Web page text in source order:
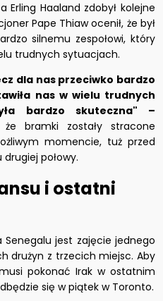
Erling Haaland zdobył kolejne
Pape Thiaw ocenił, że był
silnemu zespołowi, który
trudnych sytuacjach.
dla nas przeciwko bardzo
nas w wielu trudnych
bardzo skuteczna" –
że bramki zostały stracone
momencie, tuż przed
połowy.
i ostatni
Senegalu jest zajęcie jednego
drużyn z trzecich miejsc. Aby
pokonać Irak w ostatnim
się w piątek w Toronto.